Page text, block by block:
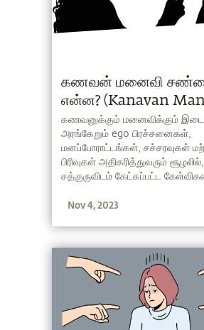
கணவன் மனைவி சண்டை
என்ன? (Kanavan
Sandai)
கணவனுக்கும் மனைவிக்கும்
அரங்கேறும் ego பிரச்சனைகள்,
மனப்போராட்டங்கள், சச்சரவுகள்
பிரிவுகள் அதிகரித்துவரும்
சத்குருவிடம் கேட்கப்பட்ட
மனைவி சண்டைக்குத் தீர்வு
Nov 4, 2023